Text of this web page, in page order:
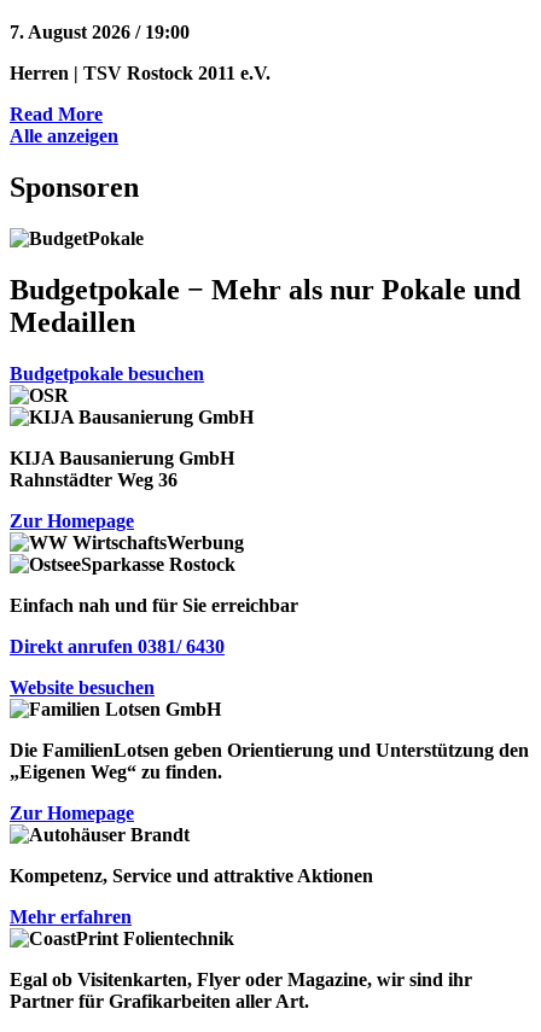
7. August 2026 / 19:00
Herren | TSV Rostock 2011 e.V.
Read More
Alle anzeigen
Sponsoren
Budgetpokale − Mehr als nur Pokale und
Medaillen
Budgetpokale besuchen
KIJA Bausanierung GmbH
Rahnstädter Weg 36
Zur Homepage
Einfach nah und für Sie erreichbar
Direkt anrufen 0381/ 6430
Website besuchen
Die FamilienLotsen geben Orientierung und Unterstützung den
„Eigenen Weg“ zu finden.
Zur Homepage
Kompetenz, Service und attraktive Aktionen
Mehr erfahren
Egal ob Visitenkarten, Flyer oder Magazine, wir sind ihr
Partner für Grafikarbeiten aller Art.